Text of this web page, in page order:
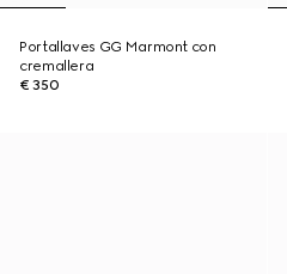
Portallaves GG Marmont con
cremallera
€ 350